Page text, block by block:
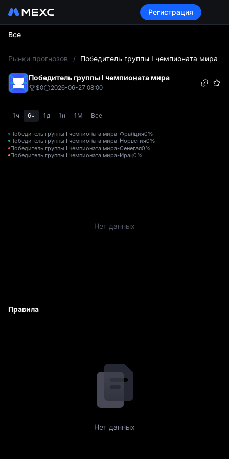
Регистрация
Все
Рынки прогнозов / Победитель группы I чемпионата мира
Победитель группы I чемпионата мира
$0 2026-06-27 08:00
1ч 6ч 1д 1н 1М Все
Победитель группы I чемпионата мира-Франция0%
Победитель группы I чемпионата мира-Норвегия0%
Победитель группы I чемпионата мира-Сенегал0%
Победитель группы I чемпионата мира-Ирак0%
Нет данных
Правила
Нет данных